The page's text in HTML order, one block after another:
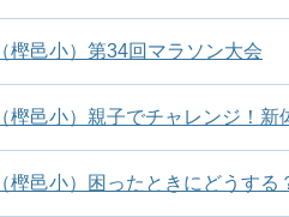
（樫邑小）第34回マラソン大会
（樫邑小）親子でチャレンジ！
（樫邑小）困ったときにどうする